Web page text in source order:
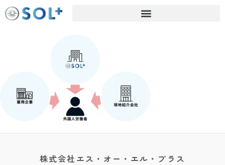
株式会社エス・オー・エル・プラス